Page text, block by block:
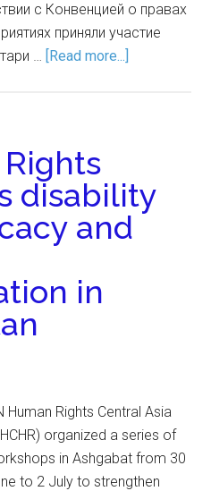
с Конвенцией о правах
приняли участие
… [Read more...]
disability
and
in
Human Rights Central Asia
organized a series of
in Ashgabat from 30
to 2 July to strengthen